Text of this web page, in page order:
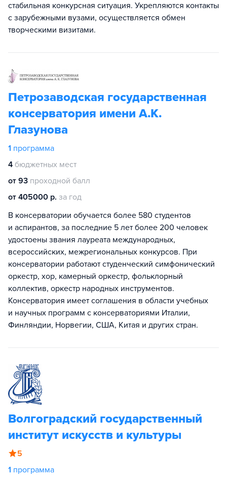
стабильная конкурсная ситуация. Укрепляются контакты
с зарубежными вузами, осуществляется обмен
творческими визитами.
Петрозаводская государственная
консерватория имени А.К.
Глазунова
1 программа
4 бюджетных мест
от 93 проходной балл
от 405000 р. за год
В консерватории обучается более 580 студентов
и аспирантов, за последние 5 лет более 200 человек
удостоены звания лауреата международных,
всероссийских, межрегиональных конкурсов. При
консерватории работают студенческий симфонический
оркестр, хор, камерный оркестр, фольклорный
коллектив, оркестр народных инструментов.
Консерватория имеет соглашения в области учебных
и научных программ с консерваториями Италии,
Финляндии, Норвегии, США, Китая и других стран.
Волгоградский государственный
институт искусств и культуры
5
1 программа